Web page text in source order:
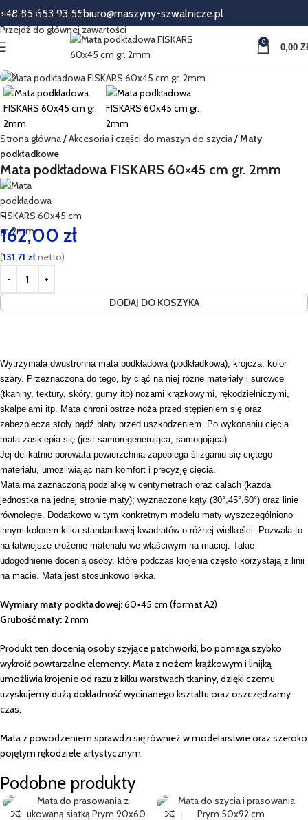
Przejdź do nawigacji
Przejdź do głównej zawartości
+48 85 653 93 55biuro@maszyny-szwalnicze.pl
0 0,00
Strona główna Akcesoria i części do maszyn do szycia
Maty
podkładkowe
Mata podkładowa FISKARS 60×45 cm gr. 2mm
’-
162,00 zł
(131,71 złnetto)
DODAJ DO KOSZYKA
Wytrzymała dwustronna mata podkładowa (podkładkowa), krojcza, kolor
szary. Przeznaczona do tego, by ciąć na niej różne materiały i surowce
(tkaniny, tektury, skóry, gumy itp) nożami krążkowymi, rękodzielniczymi,
skalpelami itp. Mata chroni ostrze noża przed stępieniem się oraz
zabezpiecza stoły bądź blaty przed uszkodzeniem. Po wykonaniu cięcia
mata zasklepia się (jest samoregenerująca, samogojąca).
Jej delikatnie porowata powierzchnia zapobiega ślizganiu się ciętego
materiału, umożliwiając nam komfort i precyzję cięcia.
Mata ma zaznaczoną podziałkę w centymetrach oraz calach (każda
jednostka na jednej stronie maty); wyznaczone kąty (30°,45°,60°) oraz linie
równoległe. Dodatkowo w tym konkretnym modelu maty wyszczególniono
innym kolorem kilka standardowej kwadratów o różnej wielkości. Pozwala to
na łatwiejsze ułożenie materiału we właściwym na maciej. Takie
udogodnienie docenią osoby, które podczas krojenia często korzystają z linii
na macie. Mata jest stosunkowo lekka.
Wymiary maty podkładowej:60×45 cm (format A2)
Grubość maty:2 mm
Produkt ten docenią osoby szyjące patchworki, bo pomaga szybko
wykroić powtarzalne elementy. Mata z nożem krążkowym i linijką
umożliwia krojenie od razu z kilku warstwach tkaniny, dzięki czemu
uzyskujemy dużą dokładność wycinanego kształtu oraz oszczędzamy
czas.
Mata z powodzeniem sprawdzi się również w modelarstwie oraz szeroko
pojętym rękodziele artystycznym.
Podobne produkty